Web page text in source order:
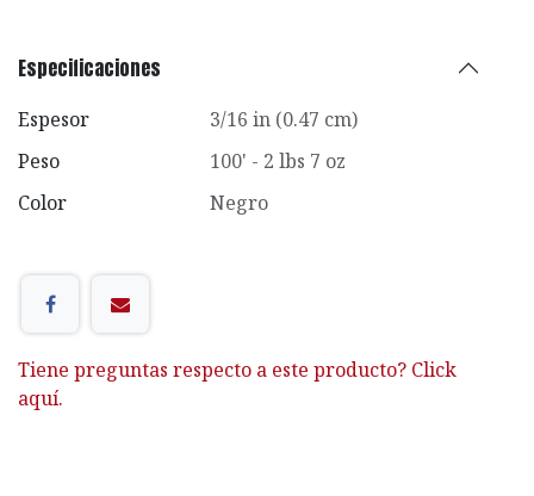
Especificaciones
Espesor
3/16 in (0.47 cm)
Peso
100' - 2 lbs 7 oz
Color
Negro
Tiene preguntas respecto a este producto? Click
aquí.